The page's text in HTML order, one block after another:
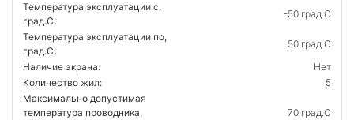
Температура эксплуатации с,
град.C:
-50 град.C
Температура эксплуатации по,
град.C:
50 град.C
Наличие экрана:
Нет
Количество жил:
5
Максимально допустимая
температура проводника,
70 град.C